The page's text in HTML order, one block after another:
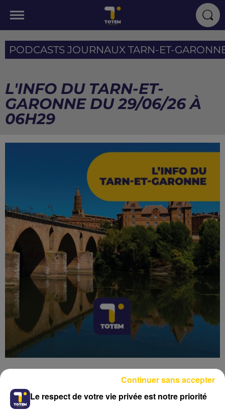
PODCASTS JOURNAUX TARN-ET-
L'INFO DU TARN-ET-
GARONNE DU 29/06/26 À
06H29
Le respect de votre vie privée est notre priorité
Continuer sans accepter